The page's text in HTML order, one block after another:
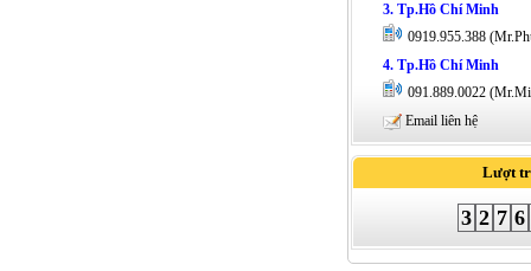
3. Tp.Hồ Chí Minh
0919.955.388
4. Tp.Hồ Chí Minh
091.889.0022
Email liên hệ
Lượt
3 2 7 6